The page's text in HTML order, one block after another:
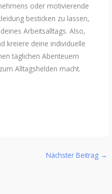
oder motivierende
besticken zu lassen,
Arbeitsalltags. Also,
kreiere deine individuelle
täglichen Abenteuern
Alltagshelden macht.
Nächster Beitrag →